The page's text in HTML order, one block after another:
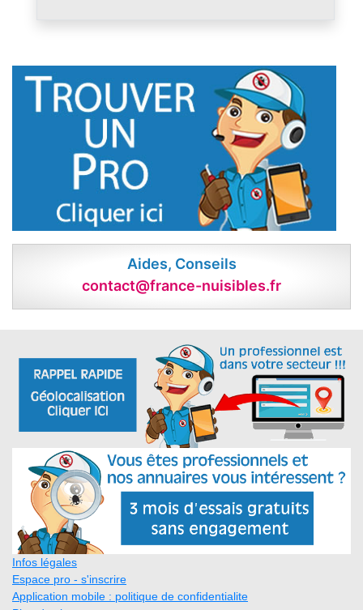
Aides, Conseils
contact@france-nuisibles.fr
Infos légales
Espace pro - s'inscrire
Application mobile : politique de confidentialite